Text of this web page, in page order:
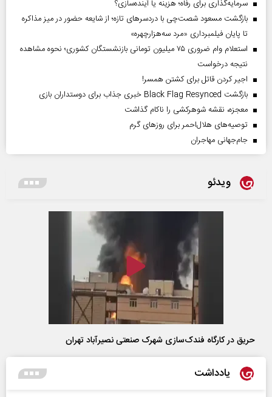
سرمایه‌گذاری برای رفاه؛ هزینه یا آینده‌سازی؟
بازگشت مسعود شصت‌چی با دردسر‌های تازه؛ از شایعه حضور در میز مذاکره
تا پایان فیلمبرداری «مرد سه‌هزارچهره»
استعلام وام ضروری ۷۵ میلیون تومانی بازنشستگان کشوری؛ نحوه مشاهده
نتیجه درخواست
اجیر کردن قاتل برای کشتن همسر!
بازگشت Black Flag Resynced خبری جذاب برای دوستداران بازی
معجزه، نقشه شوهرکشی را ناکام گذاشت
توصیه‌های هلال‌احمر برای روز‌های گرم
جام‌جهانی مهاجران
ویدئو
حریق در کارگاه فندک‌سازی شهرک صنعتی نصیرآباد تهران
یادداشت